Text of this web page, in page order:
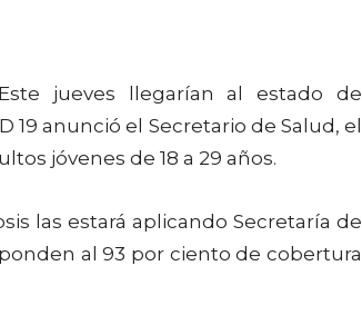
Este jueves llegarían al estado de
19 anunció el Secretario de Salud, el
jóvenes de 18 a 29 años.
las estará aplicando Secretaría de
al 93 por ciento de cobertura